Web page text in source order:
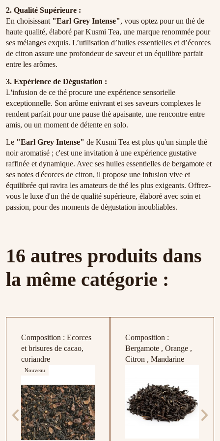
2. Qualité Supérieure :
En choisissant "Earl Grey Intense", vous optez pour un thé de
haute qualité, élaboré par Kusmi Tea, une marque renommée pour
ses mélanges exquis. L’utilisation d’huiles essentielles et d’écorces
de citron assure une profondeur de saveur et un équilibre parfait
entre les arômes.
3. Expérience de Dégustation :
L'infusion de ce thé procure une expérience sensorielle
exceptionnelle. Son arôme enivrant et ses saveurs complexes le
rendent parfait pour une pause thé apaisante, une rencontre entre
amis, ou un moment de détente en solo.
Le "Earl Grey Intense" de Kusmi Tea est plus qu'un simple thé
noir aromatisé ; c'est une invitation à une expérience gustative
raffinée et dynamique. Avec ses huiles essentielles de bergamote et
ses notes d'écorces de citron, il propose une infusion vive et
équilibrée qui ravira les amateurs de thé les plus exigeants. Offrez-
vous le luxe d'un thé de qualité supérieure, élaboré avec soin et
passion, pour des moments de dégustation inoubliables.
16 autres produits dans
la même catégorie :
Composition : Ecorces
et brisures de cacao,
coriandre
Nouveau
Composition :
Bergamote , Orange ,
Citron , Mandarine